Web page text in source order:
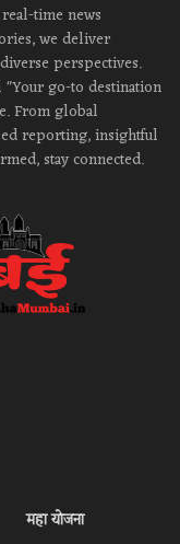
time news
we deliver
perspectives.
"Your go-to destination
From global
reporting, insightful
stay connected.
महा योजना